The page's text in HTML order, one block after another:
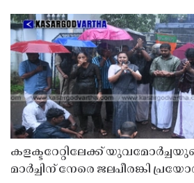
കളക്ടറേറ്റിലേക്ക്
മാർച്ചിന് നേരെ ജലപീരങ്കി